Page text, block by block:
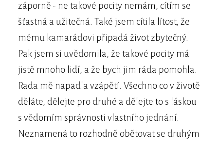
záporně - ne takové pocity nemám, cítím se
šťastná a užitečná. Také jsem cítila lítost, že
mému kamarádovi připadá život zbytečný.
Pak jsem si uvědomila, že takové pocity má
jistě mnoho lidí, a že bych jim ráda pomohla.
Rada mě napadla vzápětí. Všechno co v životě
děláte, dělejte pro druhé a dělejte to s láskou
s vědomím správnosti vlastního jednání.
Neznamená to rozhodně obětovat se druhým